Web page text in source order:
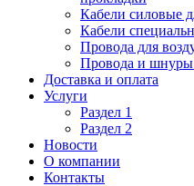
Кабели силовые
Кабели
Провода для
Провода и шнуры
Доставка и оплата
Услуги
Раздел 1
Раздел 2
Новости
О компании
Контакты